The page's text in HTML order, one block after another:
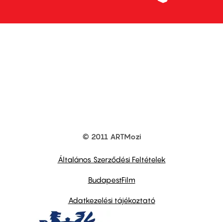
© 2011 ARTMozi
Általános Szerződési Feltételek
BudapestFilm
Adatkezelési tájékoztató